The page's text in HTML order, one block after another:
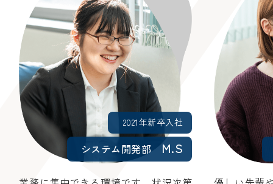
2021年新卒入社
システム開発部M.S